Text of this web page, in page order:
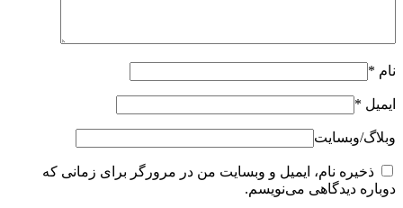
*
‌وبسایت
نام، ایمیل و وبسایت من در مرورگر برای زمانی که
دیدگاهی می‌نویسم.